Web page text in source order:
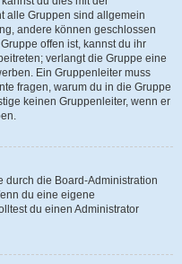
alle Gruppen sind allgemein
andere können geschlossen
offen ist, kannst du ihr
verlangt die Gruppe eine
Ein Gruppenleiter muss
fragen, warum du in die Gruppe
keinen Gruppenleiter, wenn er
durch die Board-Administration
du eine eigene
du einen Administrator